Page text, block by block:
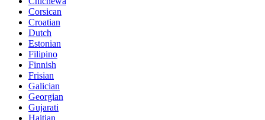
Corsican
Croatian
Dutch
Estonian
Filipino
Finnish
Frisian
Galician
Georgian
Gujarati
Haitian